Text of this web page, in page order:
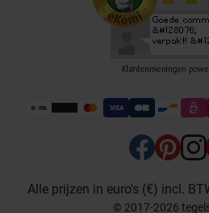
Alle prijzen in euro's (€) incl.
© 2017-2026